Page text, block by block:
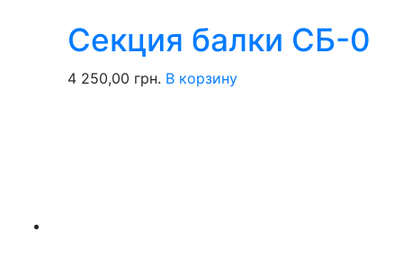
Секция балки СБ-0
4 250,00 грн. В корзину